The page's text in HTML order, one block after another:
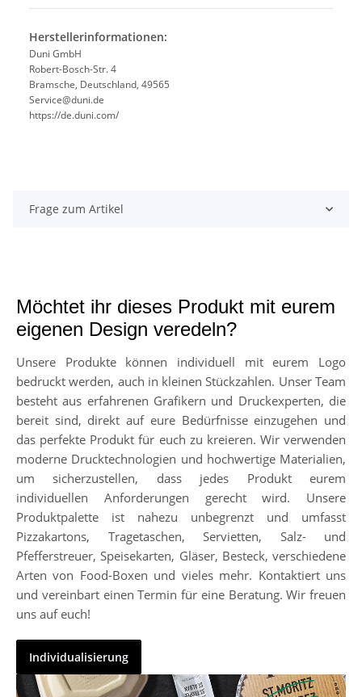
Herstellerinformationen:
Duni GmbH
Robert-Bosch-Str. 4
Bramsche, Deutschland, 49565
Service@duni.de
https://de.duni.com/
Frage zum Artikel
Möchtet ihr dieses Produkt mit eurem
eigenen Design veredeln?
Unsere Produkte können individuell mit eurem Logo
bedruckt werden, auch in kleinen Stückzahlen. Unser Team
besteht aus erfahrenen Grafikern und Druckexperten, die
bereit sind, direkt auf eure Bedürfnisse einzugehen und
das perfekte Produkt für euch zu kreieren. Wir verwenden
moderne Drucktechnologien und hochwertige Materialien,
um sicherzustellen, dass jedes Produkt eurem
individuellen Anforderungen gerecht wird. Unsere
Produktpalette ist nahezu unbegrenzt und umfasst
Pizzakartons, Tragetaschen, Servietten, Salz- und
Pfefferstreuer, Speisekarten, Gläser, Besteck, verschiedene
Arten von Food-Boxen und vieles mehr. Kontaktiert uns
und vereinbart einen Termin für eine Beratung. Wir freuen
uns auf euch!
Individualisierung